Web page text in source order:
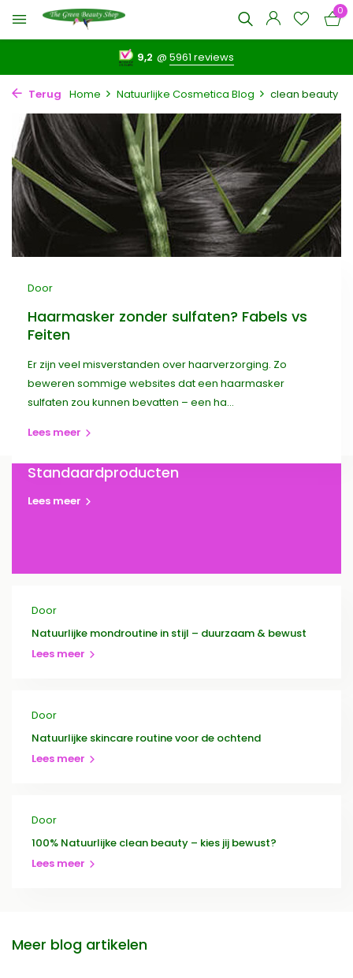
0
9,2 @5961 reviews
Terug Home Natuurlijke Cosmetica Blog clean beauty
Door
Haarmasker zonder sulfaten? Fabels vs
Feiten
Er zijn veel misverstanden over haarverzorging. Zo
beweren sommige websites dat een haarmasker
sulfaten zou kunnen bevatten – een ha...
Lees meer
Door
Standaardproducten
Lees meer
Door
Natuurlijke mondroutine in stijl – duurzaam & bewust
Lees meer
Door
Natuurlijke skincare routine voor de ochtend
Lees meer
Door
100% Natuurlijke clean beauty – kies jij bewust?
Lees meer
Meer blog artikelen